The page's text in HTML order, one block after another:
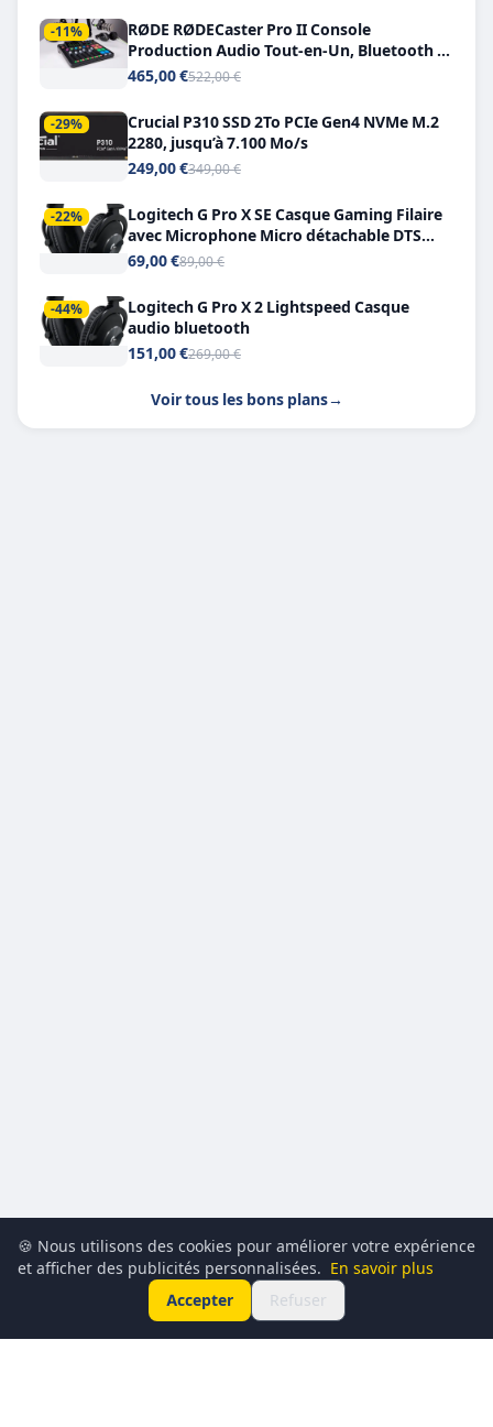
-11%
RØDE RØDECaster Pro II Console
Production Audio Tout-en-Un, Bluetooth et
Double USB-C
465,00 €522,00 €
-29%
Crucial P310 SSD 2To PCIe Gen4 NVMe M.2
2280, jusqu’à 7.100 Mo/s
249,00 €349,00 €
-22%
Logitech G Pro X SE Casque Gaming Filaire
avec Microphone Micro détachable DTS
Headphone X 7.1
69,00 €89,00 €
-44%
Logitech G Pro X 2 Lightspeed Casque
audio bluetooth
151,00 €269,00 €
Voir tous les bons plans→
🍪 Nous utilisons des cookies pour améliorer votre expérience
et afficher des publicités personnalisées. En savoir plus
Accepter
Refuser